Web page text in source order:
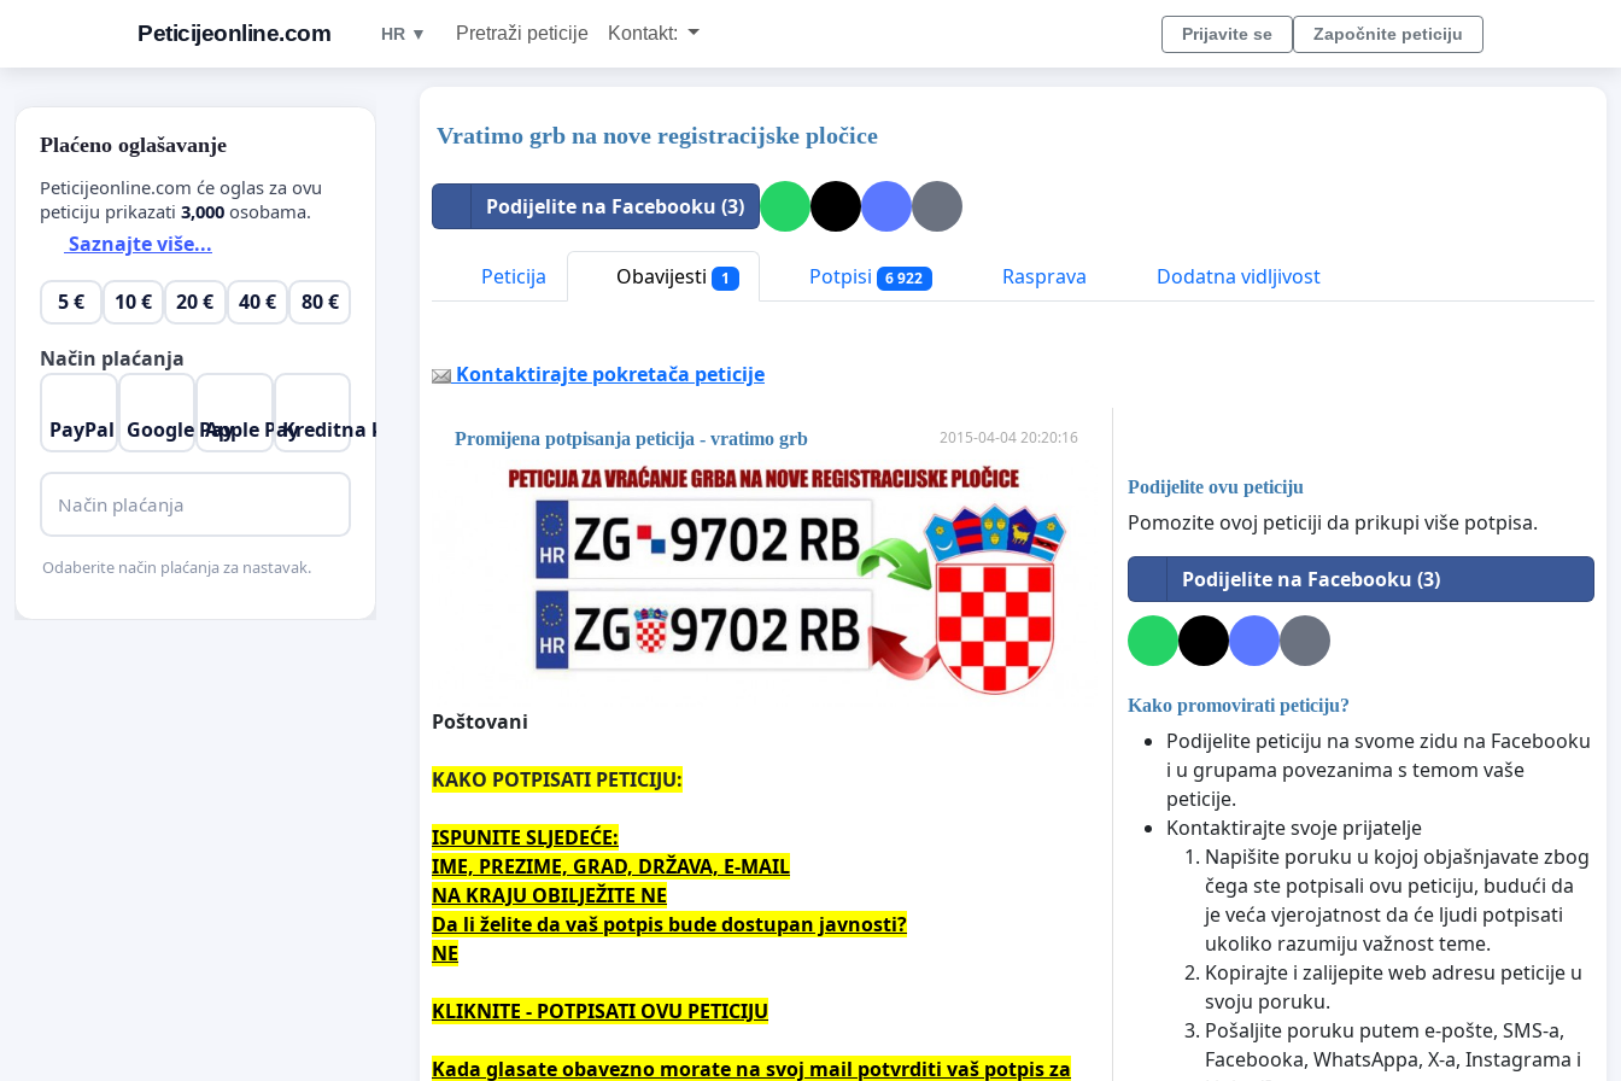
Peticijeonline.com HR ▼ Pretraži peticije Kontakt: Prijavite se Započnite peticiju
Vratimo grb na nove registracijske pločice
Podijelite na Facebooku (3)
Peticija Obavijesti 1 Potpisi 6 922 Rasprava Dodatna vidljivost
Kontaktirajte pokretača peticije
Promijena potpisanja peticija - vratimo grb 2015-04-04 20:20:16
Poštovani
KAKO POTPISATI PETICIJU:
ISPUNITE SLJEDEĆE:
IME, PREZIME, GRAD, DRŽAVA, E-MAIL
NA KRAJU OBILJEŽITE NE
Da li želite da vaš potpis bude dostupan javnosti?
NE
KLIKNITE - POTPISATI OVU PETICIJU
Kada glasate obavezno morate na svoj mail potvrditi vaš potpis za
Podijelite ovu peticiju
Pomozite ovoj peticiji da prikupi više potpisa.
Podijelite na Facebooku (3)
Kako promovirati peticiju?
Podijelite peticiju na svome zidu na Facebooku
i u grupama povezanima s temom vaše
peticije.
Kontaktirajte svoje prijatelje
Napišite poruku u kojoj objašnjavate zbog
čega ste potpisali ovu peticiju, budući da
je veća vjerojatnost da će ljudi potpisati
ukoliko razumiju važnost teme.
Kopirajte i zalijepite web adresu peticije u
svoju poruku.
Pošaljite poruku putem e-pošte, SMS-a,
Facebooka, WhatsAppa, X-a, Instagrama i
Plaćeno oglašavanje
Peticijeonline.com će oglas za ovu
peticiju prikazati 3,000 osobama.
Saznajte više...
5 € 10 € 20 € 40 € 80 €
Način plaćanja
PayPal Google PayApple PayKreditna kartica
Način plaćanja
Odaberite način plaćanja za nastavak.